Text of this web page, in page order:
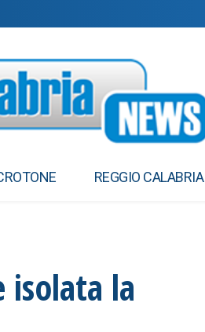
REGGIO CALABRIA
isolata la